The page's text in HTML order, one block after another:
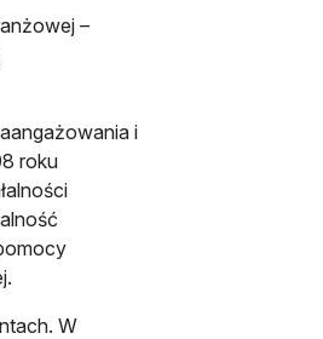
–
i
roku
W